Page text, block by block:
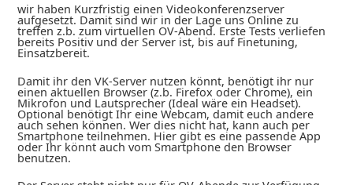
wir haben Kurzfristig einen Videokonferenzserver
aufgesetzt. Damit sind wir in der Lage uns Online zu
treffen z.b. zum virtuellen OV-Abend. Erste Tests verliefen
bereits Positiv und der Server ist, bis auf Finetuning,
Einsatzbereit.
Damit ihr den VK-Server nutzen könnt, benötigt ihr nur
einen aktuellen Browser (z.b. Firefox oder Chrome), ein
Mikrofon und Lautsprecher (Ideal wäre ein Headset).
Optional benötigt Ihr eine Webcam, damit euch andere
auch sehen können. Wer dies nicht hat, kann auch per
Smartphone teilnehmen. Hier gibt es eine passende App
oder Ihr könnt auch vom Smartphone den Browser
benutzen.